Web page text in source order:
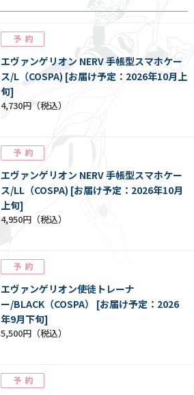
エヴァンゲリオン NERV 手帳型スマホケー
ス/L（COSPA) [お届け予定：2026年10月上
旬]
4,730円
エヴァンゲリオン NERV 手帳型スマホケー
ス/LL（COSPA) [お届け予定：2026年10月
上旬]
4,950円
エヴァンゲリオン使徒トレーナ
ー/BLACK（COSPA） [お届け予定：2026
年9月下旬]
5,500円